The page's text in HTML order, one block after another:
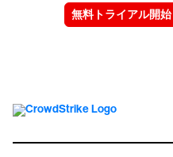
無料トライアル開始